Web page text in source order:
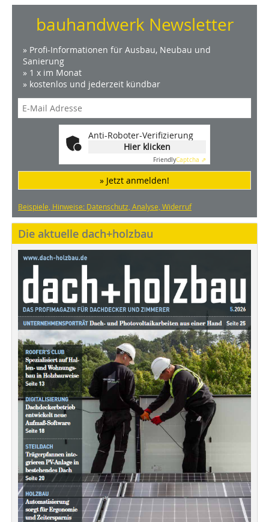
bauhandwerk Newsletter
» Profi-Informationen für Ausbau, Neubau und
Sanierung
» 1 x im Monat
» kostenlos und jederzeit kündbar
Anti-Roboter-Verifizierung
Hier klicken
FriendlyCaptcha ⇗
» Jetzt anmelden!
Beispiele, Hinweise: Datenschutz, Analyse, Widerruf
Die aktuelle dach+holzbau